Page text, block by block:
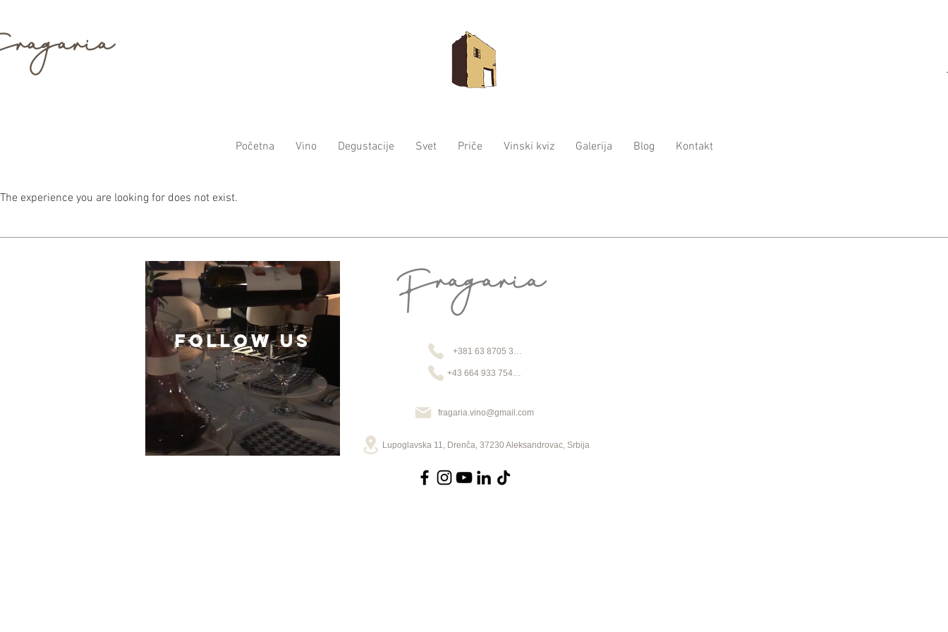
Početna Vino Degustacije Svet Priče Vinski kviz Galerija Blog Kontakt
The experience you are looking for does not exist.
follow US +381 63 8705 391
+43 664 933 75488
fragaria.vino@gmail.com
Lupoglavska 11, Drenča, 37230 Aleksandrovac, Srbija